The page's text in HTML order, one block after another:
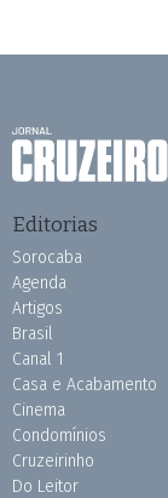
Editorias
Sorocaba
Agenda
Artigos
Brasil
Canal 1
Casa e Acabamento
Cinema
Condomínios
Cruzeirinho
Do Leitor